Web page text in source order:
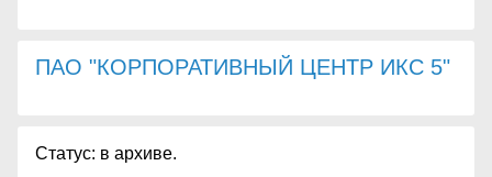
ПАО "КОРПОРАТИВНЫЙ ЦЕНТР ИКС 5"
Статус: в архиве.